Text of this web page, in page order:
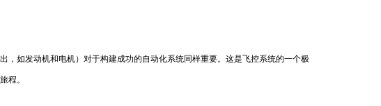
如发动机和电机）对于构建成功的自动化系统同样重要。这是飞控系统的一个极
程。